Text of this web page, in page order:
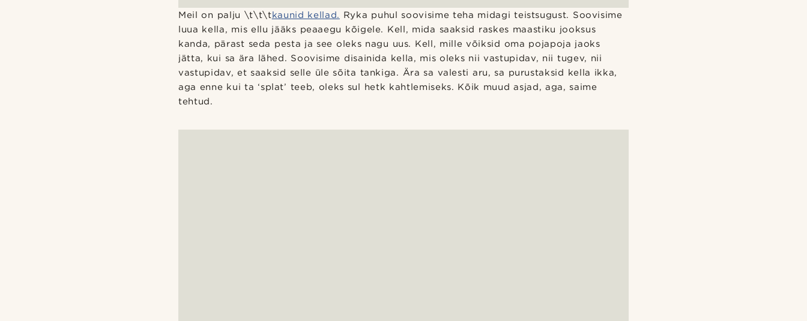
Meil on palju \t\t\tkaunid kellad. Ryka puhul soovisime teha midagi teistsugust. Soovisime
luua kella, mis ellu jääks peaaegu kõigele. Kell, mida saaksid raskes maastiku jooksus
kanda, pärast seda pesta ja see oleks nagu uus. Kell, mille võiksid oma pojapoja jaoks
jätta, kui sa ära lähed. Soovisime disainida kella, mis oleks nii vastupidav, nii tugev, nii
vastupidav, et saaksid selle üle sõita tankiga. Ära sa valesti aru, sa purustaksid kella ikka,
aga enne kui ta ‘splat’ teeb, oleks sul hetk kahtlemiseks. Kõik muud asjad, aga, saime
tehtud.